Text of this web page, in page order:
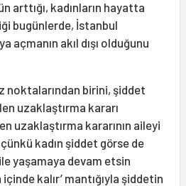
arttığı, kadınların hayatta
bugünlerde, İstanbul
açmanın akıl dışı olduğunu
noktalarından birini, şiddet
uzaklaştırma kararı
uzaklaştırma kararının aileyi
çünkü kadın şiddet görse de
yaşamaya devam etsin
içinde kalır’ mantığıyla şiddetin